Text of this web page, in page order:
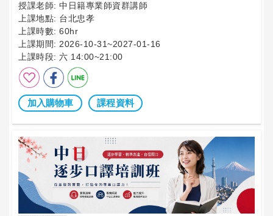
授課老師: 中日籍專業師資群講師
上課地點: 台北忠孝
上課時數: 60hr
上課期間: 2026-10-31~2027-01-16
上課時段: 六 14:00~21:00
加入購物車 課程資料